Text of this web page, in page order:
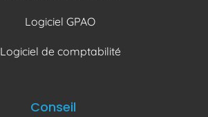
Logiciel GPAO
Logiciel de comptabilité
Conseil